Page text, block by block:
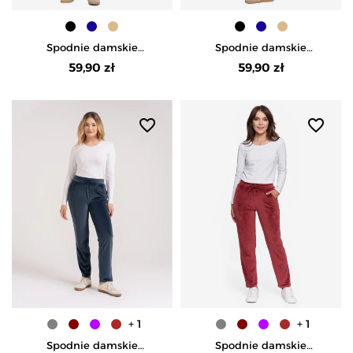
Spodnie damskie
welurowe z wysokim
stanem - GRANATOWY
59,90 zł
Spodnie damskie
welurowe z wysokim
stanem - BEŻOWY
59,90 zł
favorite_border
Spodnie damskie
+ 1
favorite_border
Spodnie damskie
+ 1